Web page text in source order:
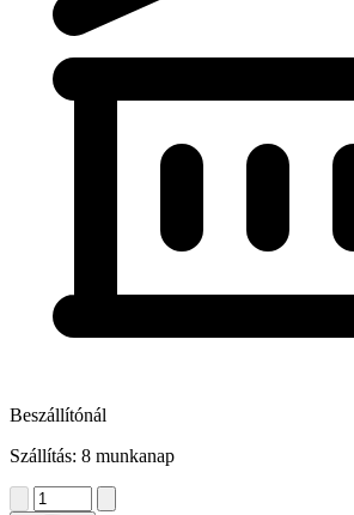
Beszállítónál
Szállítás: 8 munkanap